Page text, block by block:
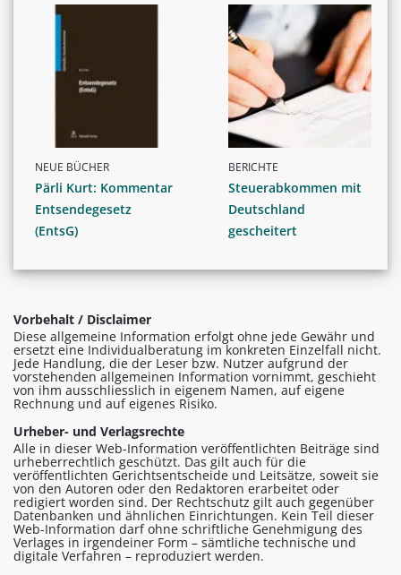
NEUE BÜCHER
Pärli Kurt: Kommentar
Entsendegesetz
(EntsG)
BERICHTE
Steuerabkommen mit
Deutschland
gescheitert
Vorbehalt / Disclaimer
Diese allgemeine Information erfolgt ohne jede Gewähr und
ersetzt eine Individualberatung im konkreten Einzelfall nicht.
Jede Handlung, die der Leser bzw. Nutzer aufgrund der
vorstehenden allgemeinen Information vornimmt, geschieht
von ihm ausschliesslich in eigenem Namen, auf eigene
Rechnung und auf eigenes Risiko.
Urheber- und Verlagsrechte
Alle in dieser Web-Information veröffentlichten Beiträge sind
urheberrechtlich geschützt. Das gilt auch für die
veröffentlichten Gerichtsentscheide und Leitsätze, soweit sie
von den Autoren oder den Redaktoren erarbeitet oder
redigiert worden sind. Der Rechtschutz gilt auch gegenüber
Datenbanken und ähnlichen Einrichtungen. Kein Teil dieser
Web-Information darf ohne schriftliche Genehmigung des
Verlages in irgendeiner Form – sämtliche technische und
digitale Verfahren – reproduziert werden.